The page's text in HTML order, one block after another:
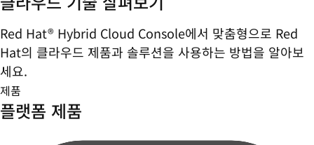
Red Hat® Hybrid Cloud Console에서 맞춤형으로 Red
Hat의 클라우드 제품과 솔루션을 사용하는 방법을 알아보
세요.
제품
플랫폼 제품